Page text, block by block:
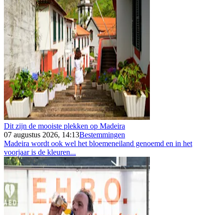
Dit zijn de mooiste plekken op Madeira
07 augustus 2026, 14:13Bestemmingen
Madeira wordt ook wel het bloemeneiland genoemd en in het
voorjaar is de kleuren...